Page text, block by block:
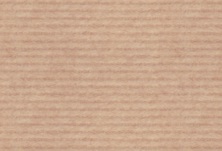
Κοροναϊός : Κραυγή αγωνίας από
νοσηλεύτρια των Σερρών –
«Γονατίσαμε»